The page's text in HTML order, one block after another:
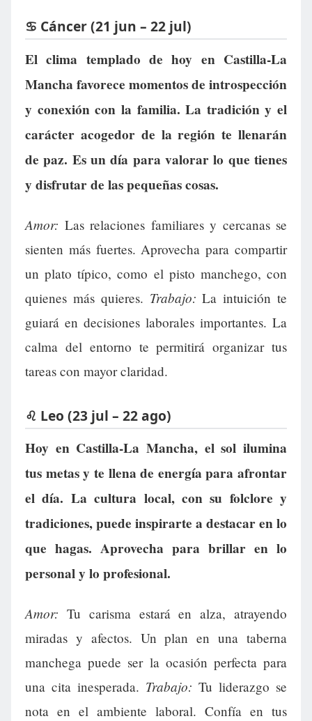
♋ Cáncer (21 jun – 22 jul)
El clima templado de hoy en Castilla-La
Mancha favorece momentos de introspección
y conexión con la familia. La tradición y el
carácter acogedor de la región te llenarán
de paz. Es un día para valorar lo que tienes
y disfrutar de las pequeñas cosas.
Amor: Las relaciones familiares y cercanas se
sienten más fuertes. Aprovecha para compartir
un plato típico, como el pisto manchego, con
quienes más quieres. Trabajo: La intuición te
guiará en decisiones laborales importantes. La
calma del entorno te permitirá organizar tus
tareas con mayor claridad.
♌ Leo (23 jul – 22 ago)
Hoy en Castilla-La Mancha, el sol ilumina
tus metas y te llena de energía para afrontar
el día. La cultura local, con su folclore y
tradiciones, puede inspirarte a destacar en lo
que hagas. Aprovecha para brillar en lo
personal y lo profesional.
Amor: Tu carisma estará en alza, atrayendo
miradas y afectos. Un plan en una taberna
manchega puede ser la ocasión perfecta para
una cita inesperada. Trabajo: Tu liderazgo se
nota en el ambiente laboral. Confía en tus